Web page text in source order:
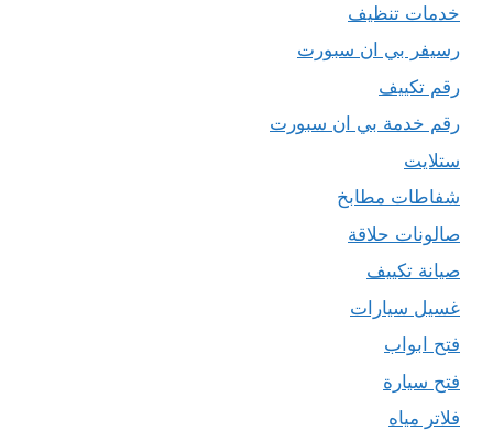
خدمات تنظيف
رسيفر بي ان سبورت
رقم تكييف
رقم خدمة بي ان سبورت
ستلايت
شفاطات مطابخ
صالونات حلاقة
صيانة تكييف
غسيل سيارات
فتح ابواب
فتح سيارة
فلاتر مياه